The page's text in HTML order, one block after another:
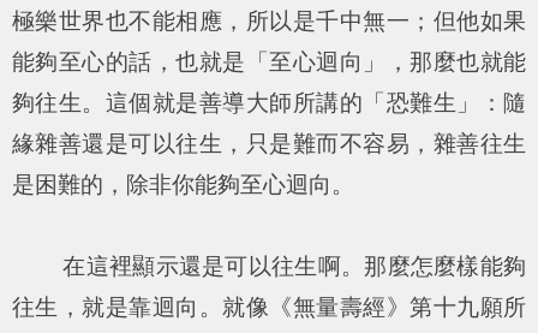
極樂世界也不能相應，所以是千中無一；但他如果
能夠至心的話，也就是「至心迴向」，那麼也就能
夠往生。這個就是善導大師所講的「恐難生」：隨
緣雜善還是可以往生，只是難而不容易，雜善往生
是困難的，除非你能夠至心迴向。
在這裡顯示還是可以往生啊。那麼怎麼樣能夠
往生，就是靠迴向。就像《無量壽經》第十九願所